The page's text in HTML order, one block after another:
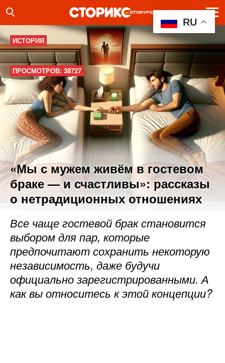
ИСТОРИЯ
ПРОСМОТРОВ: 38727
«Мы с мужем живём в гостевом
браке — и счастливы»: рассказы
о нетрадиционных отношениях
Все чаще гостевой брак становится
выбором для пар, которые
предпочитают сохранить некоторую
независимость, даже будучи
официально зарегистрированными. А
как вы относитесь к этой концепции?
RU